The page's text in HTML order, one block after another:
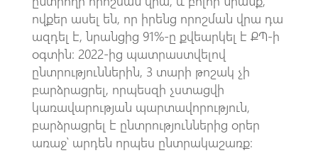
ովքեր ասել են, որ իրենց որոշման վրա դա
ազդել է, նրանցից 91%-ը քվեարկել է ՔՊ-ի
օգտին։ 2022-ից պատրաստվելով
ընտրություններին, 3 տարի թոշակ չի
բարձրացրել, որպեսզի չստացվի
կառավարության պարտավորություն,
բարձրացրել է ընտրություններից օրեր
առաջ՝ արդեն որպես ընտրակաշառք։